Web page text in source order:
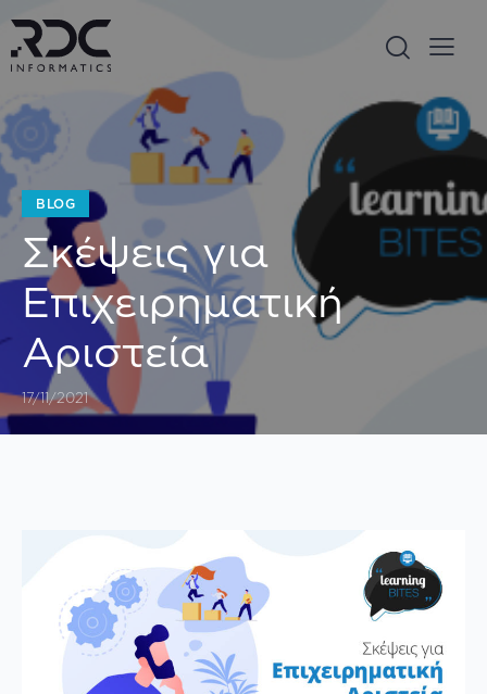
BLOG
Σκέψεις για
Επιχειρηματική
Αριστεία
17/11/2021